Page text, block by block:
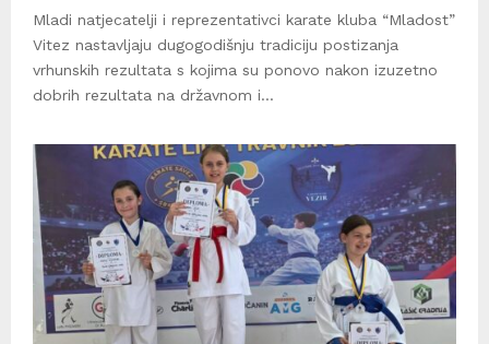
Mladi natjecatelji i reprezentativci karate kluba “Mladost”
Vitez nastavljaju dugogodišnju tradiciju postizanja
vrhunskih rezultata s kojima su ponovo nakon izuzetno
dobrih rezultata na državnom i...